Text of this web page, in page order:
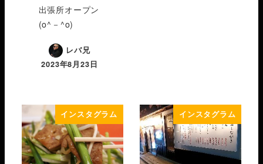
出張所オープン
(o^－^o)
レバ兄
2023年8月23日
インスタグラム インスタグラム